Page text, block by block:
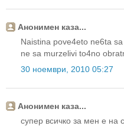
Анонимен каза...
Naistina pove4eto ne6ta
ne sa murzelivi to4no
30 ноември, 2010 05:27
Анонимен каза...
супер всичко за мен е на